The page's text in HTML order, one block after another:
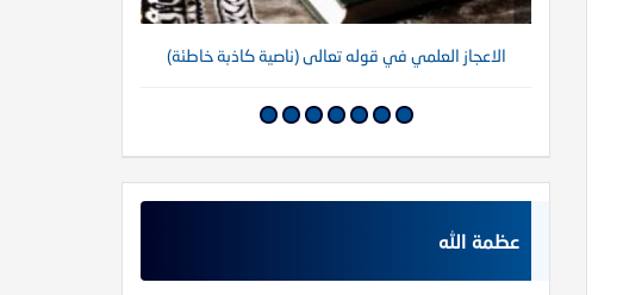
الاعجاز العلمي في قوله تعالى (ناصية كاذبة خاطئة)
عظمة الله